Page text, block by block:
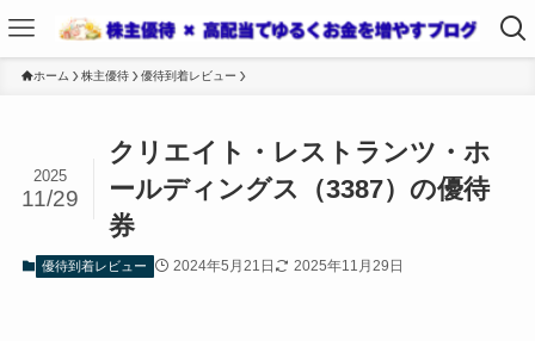
ホーム 株主優待 優待到着レビュー
クリエイト・レストランツ・ホ
ールディングス（3387）の優待
券
2025
11/29
優待到着レビュー 2024年5月21日 2025年11月29日